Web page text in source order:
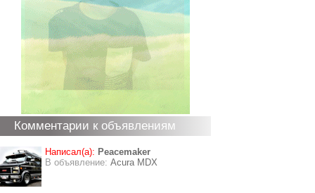
Комментарии к объявлениям
Написал(а): Peacemaker
В объявление: Acura MDX